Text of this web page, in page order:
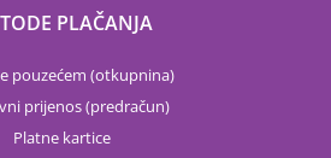
PLAČANJA
pouzećem (otkupnina)
prijenos (predračun)
Platne kartice